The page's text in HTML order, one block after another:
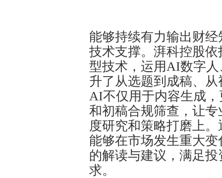
能够持续有力输出财
技术支撑。湃科控股
型技术，运用AI数字
升了从选题到成稿、
AI不仅用于内容生成
和初稿合规筛查，让
度研究和策略打磨上
能够在市场发生重大
的解读与建议，满足
求。